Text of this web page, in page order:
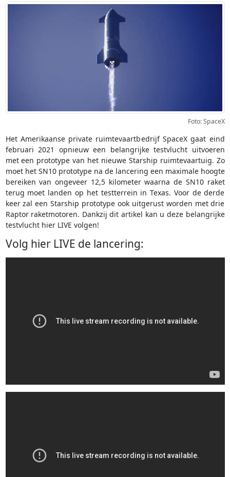
Foto: SpaceX
Het Amerikaanse private ruimtevaartbedrijf SpaceX gaat eind
februari 2021 opnieuw een belangrijke testvlucht uitvoeren
met een prototype van het nieuwe Starship ruimtevaartuig. Zo
moet het SN10 prototype na de lancering een maximale hoogte
bereiken van ongeveer 12,5 kilometer waarna de SN10 raket
terug moet landen op het testterrein in Texas. Voor de derde
keer zal een Starship prototype ook uitgerust worden met drie
Raptor raketmotoren. Dankzij dit artikel kan u deze belangrijke
testvlucht hier LIVE volgen!
Volg hier LIVE de lancering: